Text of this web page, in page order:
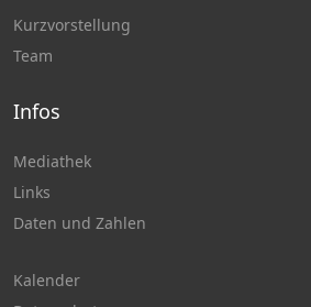
Kurzvorstellung
Team
Infos
Mediathek
Links
Daten und Zahlen
Kalender